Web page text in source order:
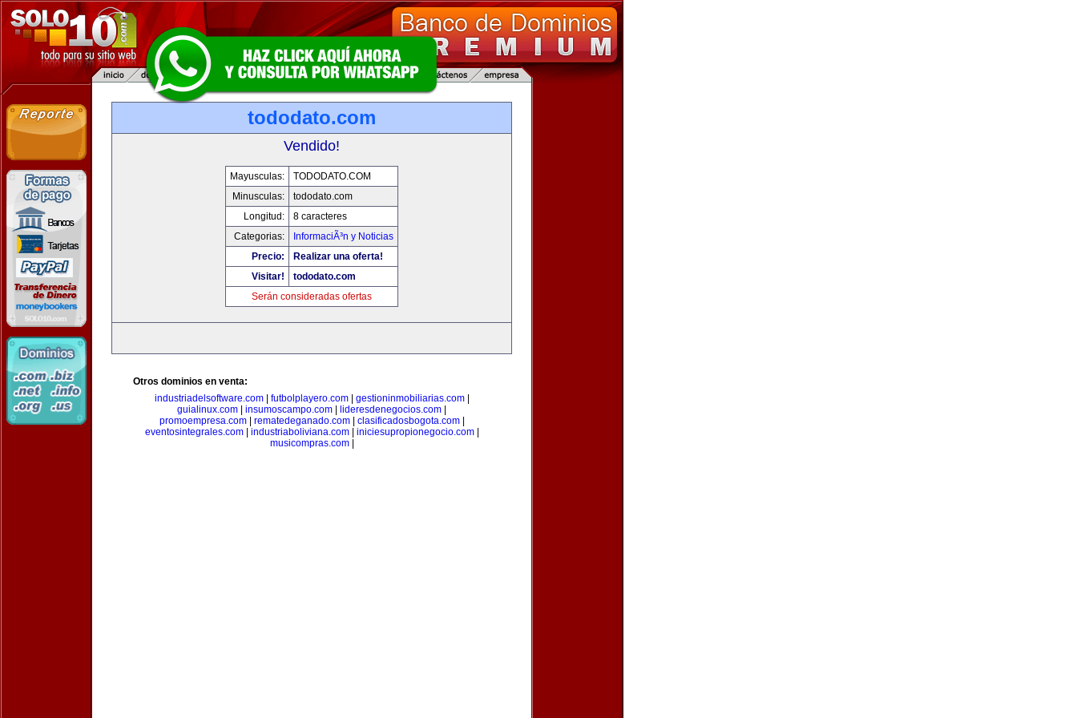
tododato.com
Vendido!
Mayusculas:
TODODATO.COM
Minusculas:
tododato.com
Longitud:
8 caracteres
Categorias:
InformaciÃ³n y Noticias
Precio:
Realizar una oferta!
Visitar!
tododato.com
Serán consideradas ofertas
Otros dominios en venta:
industriadelsoftware.com| futbolplayero.com| gestioninmobiliarias.com|
guialinux.com
insumoscampo.com lideresdenegocios.com
promoempresa.com| rematedeganado.com| clasificadosbogota.com|
eventosintegrales.com| industriaboliviana.com| iniciesupropionegocio.com|
musicompras.com|